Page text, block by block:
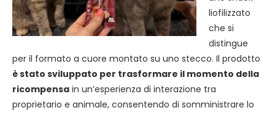
liofilizzato
che si
distingue
per il formato a cuore montato su uno stecco. Il prodotto
è stato sviluppato per trasformare il momento della
ricompensa in un’esperienza di interazione tra
proprietario e animale, consentendo di somministrare lo